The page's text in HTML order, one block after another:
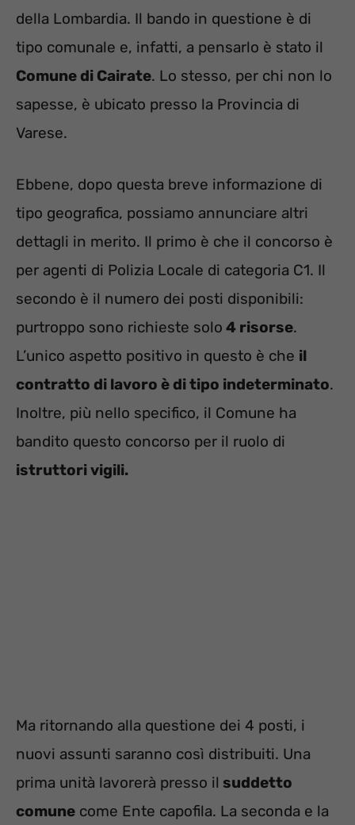
della Lombardia. Il bando in questione è di
tipo comunale e, infatti, a pensarlo è stato il
Comune di Cairate. Lo stesso, per chi non lo
sapesse, è ubicato presso la Provincia di
Varese.
Ebbene, dopo questa breve informazione di
tipo geografica, possiamo annunciare altri
dettagli in merito. Il primo è che il concorso è
per agenti di Polizia Locale di categoria C1. Il
secondo è il numero dei posti disponibili:
purtroppo sono richieste solo 4 risorse.
L’unico aspetto positivo in questo è che il
contratto di lavoro è di tipo indeterminato.
Inoltre, più nello specifico, il Comune ha
bandito questo concorso per il ruolo di
istruttori vigili.
Ma ritornando alla questione dei 4 posti, i
nuovi assunti saranno così distribuiti. Una
prima unità lavorerà presso il suddetto
comune come Ente capofila. La seconda e la